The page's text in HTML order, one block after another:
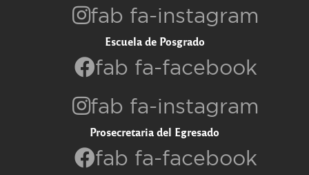
fab fa-instagram
Escuela de Posgrado
fab fa-facebook
fab fa-instagram
Prosecretaria del Egresado
fab fa-facebook